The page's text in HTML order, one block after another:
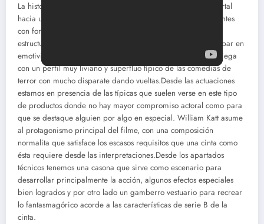
La historia pasa por una casa encantada, una especie de portal
hacia una dimensión desconocida donde habitan extraños entes
con forma de monstruos.No hay suficiente desarrollo ni una
estructura narrativa lo suficientemente fuerte como para atrapar en
emotividad, sino que por el contrario el argumento se despliega
con un perfil muy liviano y superfluo típico de las comedias de
terror con mucho disparate dando vueltas.Desde las actuaciones
estamos en presencia de las típicas que suelen verse en este tipo
de productos donde no hay mayor compromiso actoral como para
que se destaque alguien por algo en especial. William Katt asume
al protagonismo principal del filme, con una composición
normalita que satisface los escasos requisitos que una cinta como
ésta requiere desde las interpretaciones.Desde los apartados
técnicos tenemos una casona que sirve como escenario para
desarrollar principalmente la acción, algunos efectos especiales
bien logrados y por otro lado un gamberro vestuario para recrear
lo fantasmagórico acorde a las características de serie B de la
cinta.